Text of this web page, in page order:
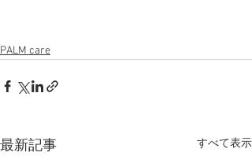
PALM care
最新記事 すべて表示